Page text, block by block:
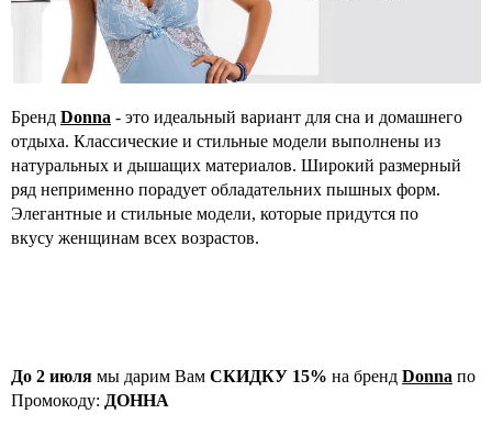
Бренд Donna - это идеальный вариант для сна и домашнего
отдыха. Классические и стильные модели выполнены из
натуральных и дышащих материалов. Широкий размерный
ряд неприменно порадует обладательних пышных форм.
Элегантные и стильные модели, которые придутся по
вкусу женщинам всех возрастов.
До 2 июля мы дарим Вам СКИДКУ 15% на бренд Donna по
Промокоду: ДОННА